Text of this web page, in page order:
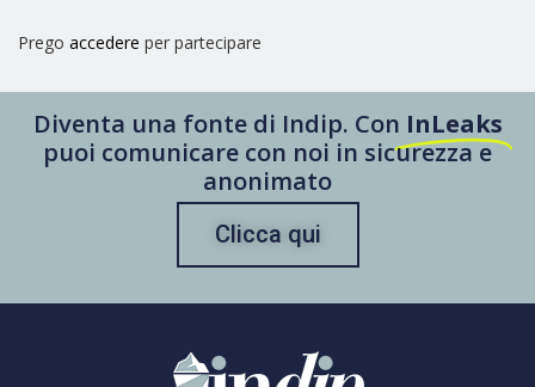
Prego accedere per partecipare
Diventa una fonte di Indip. Con InLeaks
puoi comunicare con noi in sicurezza e
anonimato
Clicca qui